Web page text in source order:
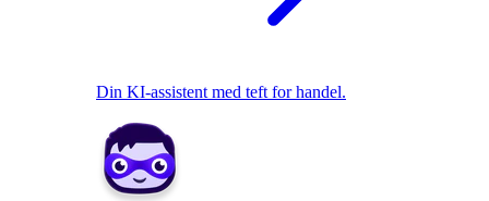
Din KI-assistent med teft for handel.